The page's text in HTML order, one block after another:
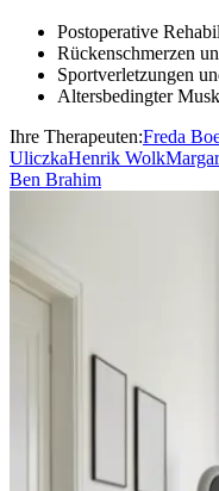
Postoperative
Rückenschmerzen
Sportverletzungen
Altersbedingter
Ihre Therapeuten:Freda
UliczkaHenrik Wolk
Ben Brahim